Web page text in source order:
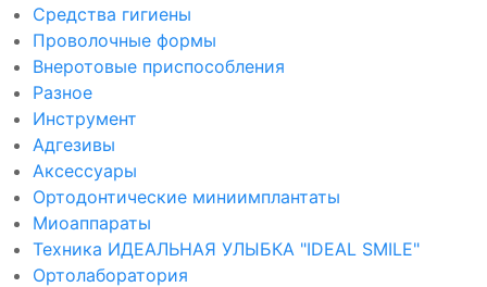
Средства гигиены
Проволочные формы
Внеротовые приспособления
Разное
Инструмент
Адгезивы
Аксессуары
Ортодонтические миниимплантаты
Миоаппараты
Техника ИДЕАЛЬНАЯ УЛЫБКА "IDEAL SMILE"
Ортолаборатория